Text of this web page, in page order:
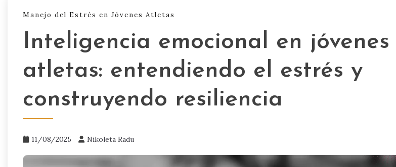
Manejo del Estrés en Jóvenes Atletas
Inteligencia emocional en jóvenes
atletas: entendiendo el estrés y
construyendo resiliencia
11/08/2025 Nikoleta Radu